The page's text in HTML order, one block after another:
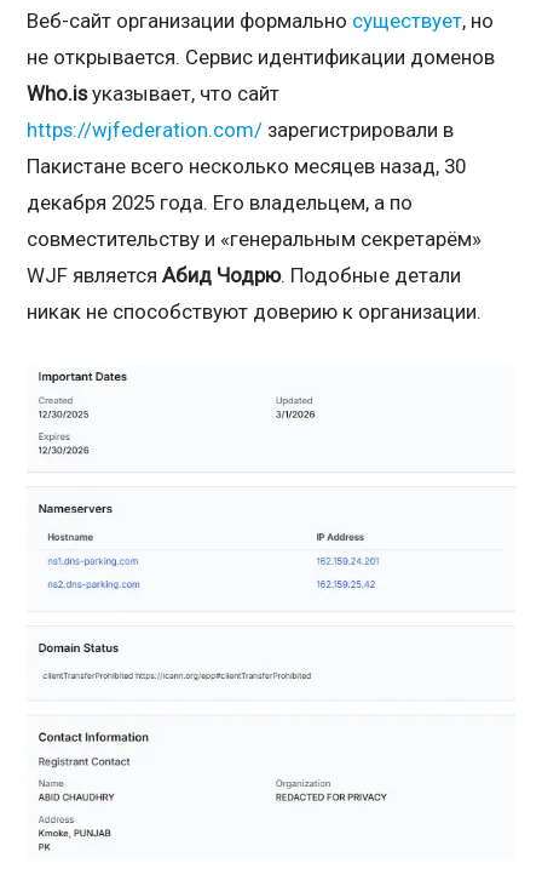
Веб-сайт организации формально существует, но
не открывается. Сервис идентификации доменов
Who.isуказывает, что сайт
https://wjfederation.com/ зарегистрировали в
Пакистане всего несколько месяцев назад, 30
декабря 2025 года. Его владельцем, а по
совместительству и «генеральным секретарём»
WJF являетсяАбид Чодрю. Подобные детали
никак не способствуют доверию к организации.